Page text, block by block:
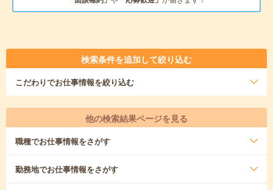
検索条件を追加して絞り込む
こだわりでお仕事情報を絞り込む
他の検索結果ページを見る
職種でお仕事情報をさがす
勤務地でお仕事情報をさがす